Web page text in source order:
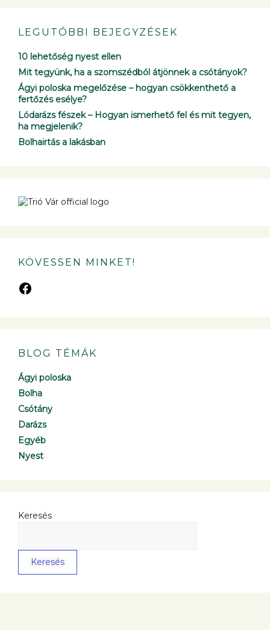
LEGUTÓBBI BEJEGYZÉSEK
10 lehetőség nyest ellen
Mit tegyünk, ha a szomszédból átjönnek a csótányok?
Ágyi poloska megelőzése – hogyan csökkenthető a
fertőzés esélye?
Lódarázs fészek – Hogyan ismerhető fel és mit tegyen,
ha megjelenik?
Bolhairtás a lakásban
KÖVESSEN MINKET!
BLOG TÉMÁK
Ágyi poloska
Bolha
Csótány
Darázs
Egyéb
Nyest
Keresés
Keresés